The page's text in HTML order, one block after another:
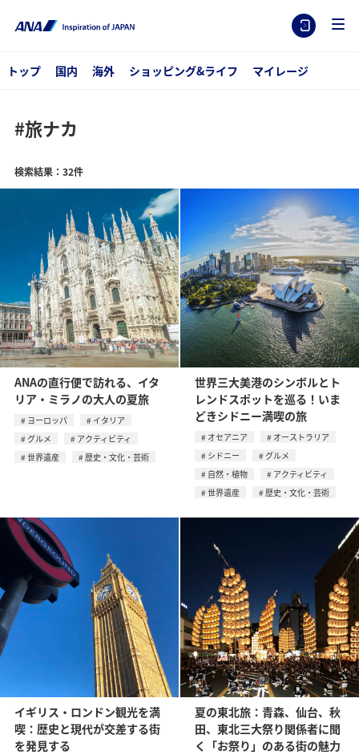
トップ 国内 海外 ショッピング&ライフ マイレージ
#旅ナカ
検索結果：32件
ANAの直行便で訪れる、イタ
リア・ミラノの大人の夏旅
ヨーロッパ
イタリア
グルメ
アクティビティ
世界遺産
歴史・文化・芸術
世界三大美港のシンボルとト
レンドスポットを巡る！いま
どきシドニー満喫の旅
オセアニア
オーストラリア
シドニー
グルメ
自然・植物
アクティビティ
世界遺産
歴史・文化・芸術
イギリス・ロンドン観光を満
喫：歴史と現代が交差する街
を発見する
夏の東北旅：青森、仙台、秋
田、東北三大祭り関係者に聞
く「お祭り」のある街の魅力